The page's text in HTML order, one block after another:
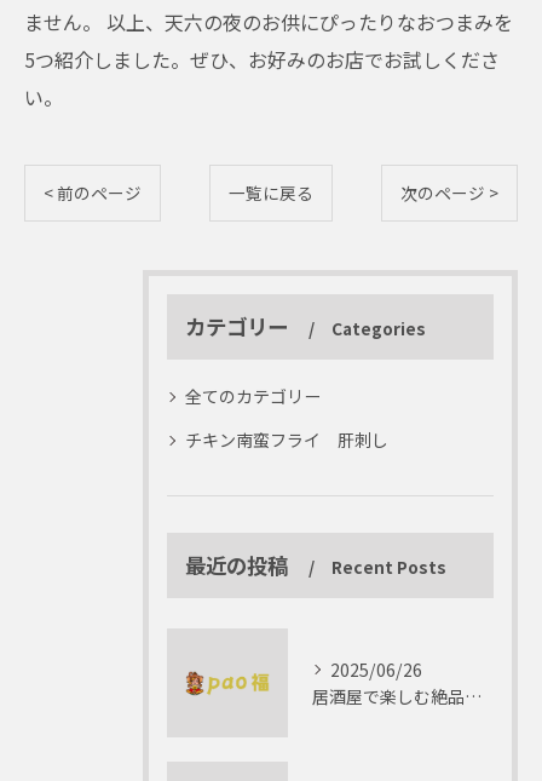
ません。 以上、天六の夜のお供にぴったりなおつまみを
5つ紹介しました。ぜひ、お好みのお店でお試しくださ
い。
< 前のページ 一覧に戻る 次のページ >
カテゴリー Categories
全てのカテゴリー
チキン南蛮フライ 肝刺し
最近の投稿 Recent Posts
2025/06/26
居酒屋で楽しむ絶品テリーヌの世界